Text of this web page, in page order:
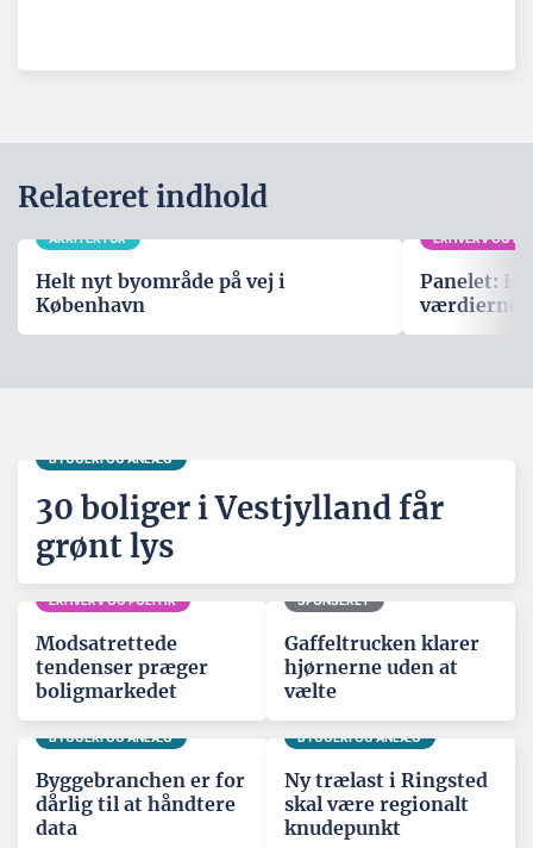
Relateret indhold
ARKITEKTUR
Helt nyt byområde på vej i
København
ERHVERV OG
Panelet:
værdierne,
BYGGERI OG ANLÆG
30 boliger i Vestjylland får
grønt lys
ERHVERV OG POLITIK
Modsatrettede
tendenser præger
boligmarkedet
SPONSERET
Gaffeltrucken klarer
hjørnerne uden at
vælte
BYGGERI OG ANLÆG
Byggebranchen er for
dårlig til at håndtere
data
BYGGERI OG ANLÆG
Ny trælast i Ringsted
skal være regionalt
knudepunkt